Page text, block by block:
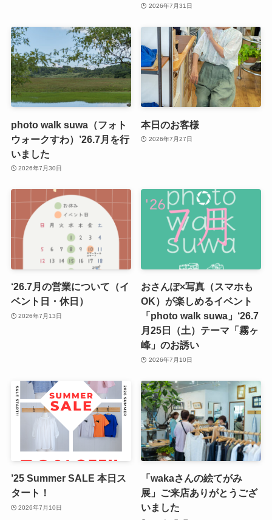
2026年7月31日
photo walk suwa（フォト
ウォークすわ）’26.7月を行
いました
2026年7月30日
本日のお客様
2026年7月27日
‘26.7月の営業について（イ
ベント日・休日）
2026年7月13日
おさんぽ×写真（スマホも
OK）が楽しめるイベント
「photo walk suwa」‘26.7
月25日（土）テーマ「霧ヶ
峰」のお誘い
2026年7月10日
’25 Summer SALE 本日ス
タート！
2026年7月10日
「wakaさんの絵てがみ
展」ご来店ありがとうござ
いました